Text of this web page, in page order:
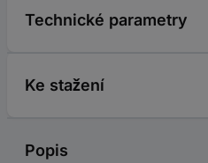
Technické parametry
Ke stažení
Popis